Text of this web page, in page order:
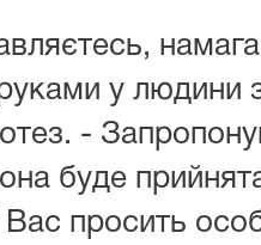
у людини
-
буде
Вас просить